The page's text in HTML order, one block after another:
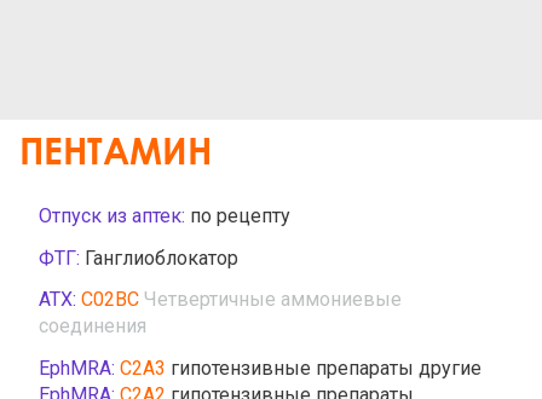
ПЕНТАМИН
Отпуск из аптек: по рецепту
ФТГ: Ганглиоблокатор
АТХ: C02BC Четвертичные аммониевые
соединения
EphMRA: C2A3 гипотензивные препараты другие
EphMRA: C2A2 гипотензивные препараты